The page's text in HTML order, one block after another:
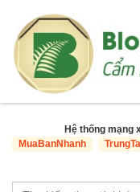
Hệ thống mạng
MuaBanNhanh